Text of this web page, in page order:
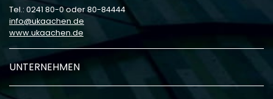
Tel.: 0241 80-0 oder 80-84444
info
ukaachen de
www.ukaachen.de
UNTERNEHMEN